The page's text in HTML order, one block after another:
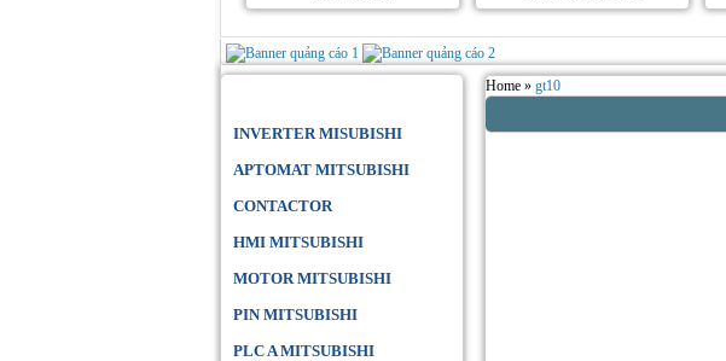
Home » gt10
INVERTER MISUBISHI
APTOMAT MITSUBISHI
CONTACTOR
HMI MITSUBISHI
MOTOR MITSUBISHI
PIN MITSUBISHI
PLC A MITSUBISHI